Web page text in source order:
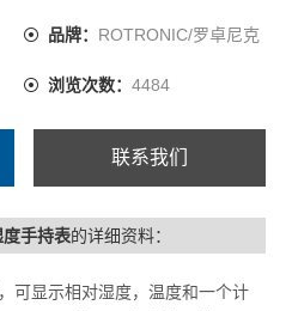
数字化校准，探头的热交换性
品牌： ROTRONIC/罗卓尼克
浏览次数： 4484
联系我们
手持表的详细资料：
，可显示相对湿度，温度和一个计